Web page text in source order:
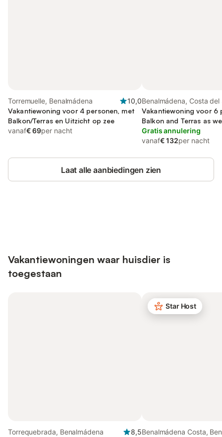
Torremuelle, Benalmádena
10,0
Vakantiewoning voor 4 personen, met
Balkon/Terras en Uitzicht op zee
vanaf€ 69per nacht
Benalmádena, Costa del
Vakantiewoning voor 6
Balkon and Terras as
Gratis annulering
vanaf€ 132per nacht
Laat alle aanbiedingen zien
Vakantiewoningen waar huisdier is
toegestaan
Torrequebrada, Benalmádena
8,5
Star Host
Benalmádena Costa,